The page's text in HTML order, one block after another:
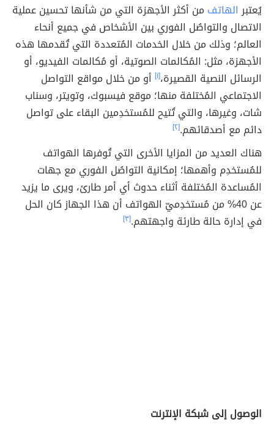
يُعتبرالهاتف من أكثر الأجهزة التي من شأنها تحسين عملية
الاتصال والتواصُل الفوري بين الأشخاص في جميع أنحاء
العالم؛ وذلك من خلال الخدمات المُتعددة التي تُقدمها هذه
الأجهزة، مثل: المُكالمات الصوتية، أو مُكالمات الفيديو، أو
الرسائل النصية القصيرة،[١] أو من خلال مواقع التواصل
الاجتماعي المُختلفة منها؛ موقع فيسبوك، وتويتر، وسناب
شات، وغيرها، والتي تُتيح للمُستخدِمين البقاء على تواصل
دائم مع أصدقائهم.[٢]
هناك العديد من المزايا الأخرى التي تُوفرها الهواتف
للمُستخدِم وأهمها؛ إمكانية التواصُل الفوري مع جهات
المُساعدة المُختلفة أثناء حدوث أي أمر طارئ، ويرى ما يزيد
عن 40% من مُستخدِميّ الهواتف أن هذا الجهاز كان الحل
في إدارة حالة طارئة واجهتهم.[٣]
الوصول إلى شبكة الإنترنت